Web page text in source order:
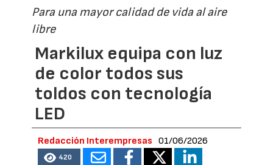
Para una mayor calidad de vida al aire
libre
Markilux equipa con luz
de color todos sus
toldos con tecnología
LED
Redacción Interempresas 01/06/2026
420